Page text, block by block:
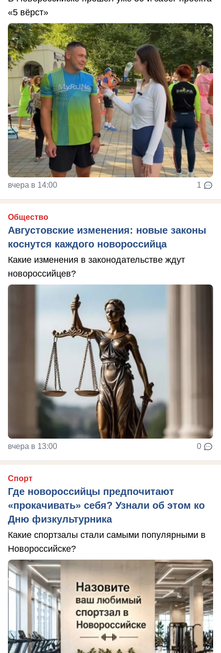
«5 вёрст»
вчера в 14:00 1
Общество
Августовские изменения: новые законы
коснутся каждого новороссийца
Какие изменения в законодательстве ждут
новороссийцев?
вчера в 13:00 0
Спорт
Где новороссийцы предпочитают
«прокачивать» себя? Узнали об этом ко
Дню физкультурника
Какие спортзалы стали самыми популярными в
Новороссийске?